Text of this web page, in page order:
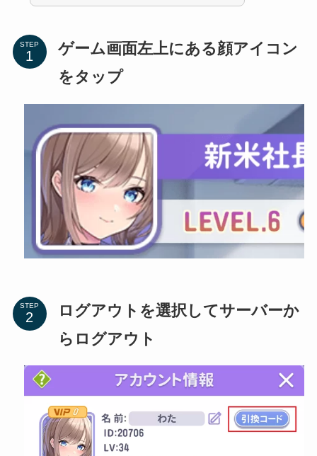
STEP
ゲーム画面左上にある顔アイコン
をタップ
STEP
ログアウトを選択してサーバーか
らログアウト